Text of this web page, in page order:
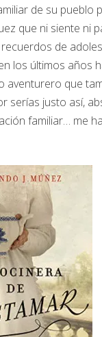
de su pueblo
que ni siente ni
de
los últimos años
que
serías justo así,
familiar… me